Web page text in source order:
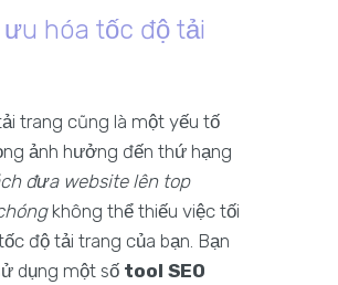
ưu hóa tốc độ tải
trang cũng là một yếu tố
ảnh hưởng đến thứ hạng
đưa website lên top
không thể thiếu việc tối
độ tải trang của bạn. Bạn
dụng một số tool SEO